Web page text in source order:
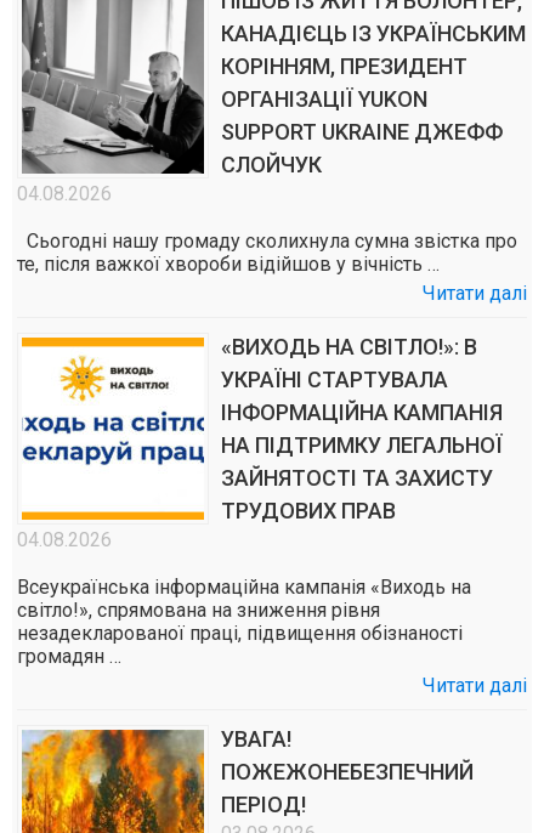
КАНАДІЄЦЬ ІЗ УКРАЇНСЬКИМ
КОРІННЯМ, ПРЕЗИДЕНТ
ОРГАНІЗАЦІЇ YUKON
SUPPORT UKRAINE ДЖЕФФ
СЛОЙЧУК
04.08.2026
Сьогодні нашу громаду сколихнула сумна звістка про
те, після важкої хвороби відійшов у вічність …
Читати далі
«ВИХОДЬ НА СВІТЛО!»: В
УКРАЇНІ СТАРТУВАЛА
ІНФОРМАЦІЙНА КАМПАНІЯ
НА ПІДТРИМКУ ЛЕГАЛЬНОЇ
ЗАЙНЯТОСТІ ТА ЗАХИСТУ
ТРУДОВИХ ПРАВ
04.08.2026
Всеукраїнська інформаційна кампанія «Виходь на
світло!», спрямована на зниження рівня
незадекларованої праці, підвищення обізнаності
громадян …
Читати далі
УВАГА!
ПОЖЕЖОНЕБЕЗПЕЧНИЙ
ПЕРІОД!